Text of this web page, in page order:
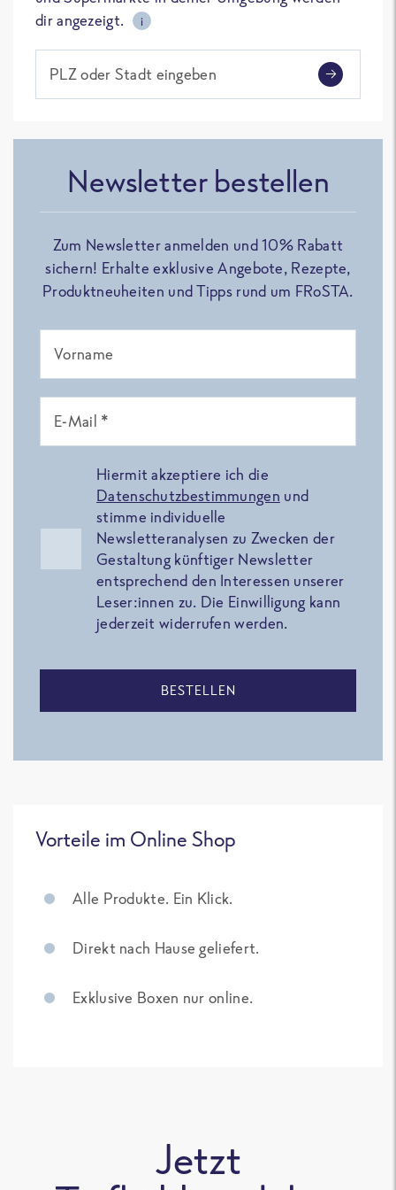
dir angezeigt.
i
PLZ oder Stadt eingeben
Newsletter bestellen
Zum Newsletter anmelden und 10% Rabatt
sichern! Erhalte exklusive Angebote, Rezepte,
Produktneuheiten und Tipps rund um FRoSTA.
Vorname
E-Mail *
Hiermit akzeptiere ich die
Datenschutzbestimmungen und
stimme individuelle
Newsletteranalysen zu Zwecken der
Gestaltung künftiger Newsletter
entsprechend den Interessen unserer
Leser:innen zu. Die Einwilligung kann
jederzeit widerrufen werden.
BESTELLEN
Vorteile im Online Shop
Alle Produkte. Ein Klick.
Direkt nach Hause geliefert.
Exklusive Boxen nur online.
Jetzt